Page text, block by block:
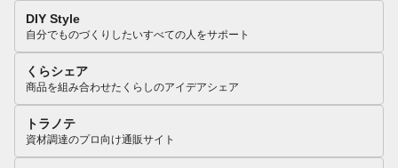
DIY Style
自分でものづくりしたいすべての人をサポート
くらシェア
商品を組み合わせたくらしのアイデアシェア
トラノテ
資材調達のプロ向け通販サイト